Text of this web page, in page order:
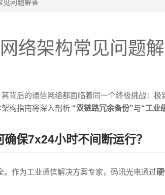
见问题解答
络架构常见问题
背后的通信网络都面临着同一个终极挑战：
构指南将深入剖析 “双链路冗余备份”与“工业
保7x24小时不间断运行？
作为工业通信解决方案专家，码讯光电通过